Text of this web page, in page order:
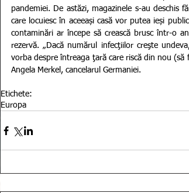
pandemiei. De astăzi, magazinele s-au
care locuiesc în aceeași casă vor putea ieși
contaminări ar începe să crească brusc într-o
rezervă. „Dacă numărul infecţiilor creşte
vorba despre întreaga ţară care riscă din nou
Angela Merkel, cancelarul Germaniei.
Etichete:
Europa